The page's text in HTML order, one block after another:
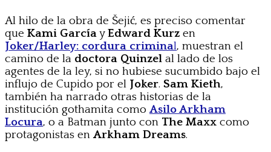
Al hilo de la obra de Šejić, es preciso comentar
que Kami GarcíayEdward Kurz en
Joker/Harley: cordura criminal, muestran el
camino de la doctora Quinzel al lado de los
agentes de la ley, si no hubiese sucumbido bajo el
influjo de Cupido por el Joker. Sam Kieth,
también ha narrado otras historias de la
institución gothamita como Asilo Arkham
Locura, o a Batman junto con The Maxx como
protagonistas en Arkham Dreams.